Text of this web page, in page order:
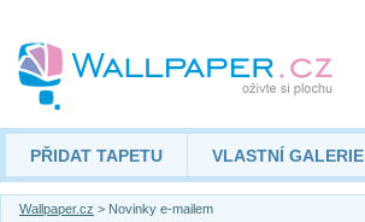
PŘIDAT TAPETU VLASTNÍ GALERIE
Wallpaper.cz > Novinky e-mailem